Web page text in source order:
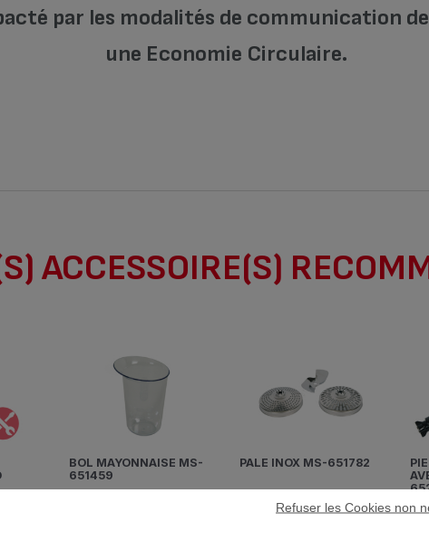
par les modalités de communication
une Economie Circulaire.
ACCESSOIRE(S)
BOL MAYONNAISE MS-
651459
PALE INOX MS-651782
Disponible.
PIED PRESSE PURÉE
Refuser les Cookies non